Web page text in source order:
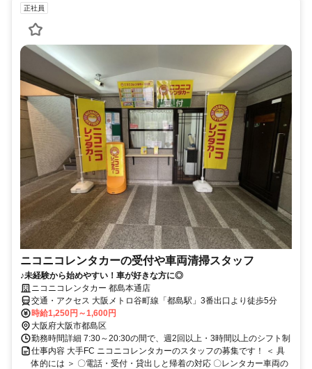
正社員
ニコニコレンタカーの受付や車両清掃スタッフ
♪未経験から始めやすい！車が好きな方に◎
ニコニコレンタカー 都島本通店
交通・アクセス 大阪メトロ谷町線「都島駅」3番出口より徒歩5分
時給1,250円～1,600円
大阪府大阪市都島区
勤務時間詳細 7:30～20:30の間で、週2回以上・3時間以上のシフト制
仕事内容 大手FC ニコニコレンタカーのスタッフの募集です！ ＜ 具
体的には ＞ 〇電話・受付・貸出しと帰着の対応 〇レンタカー車両の